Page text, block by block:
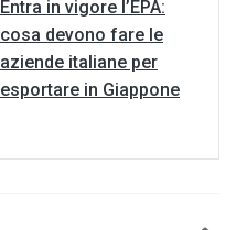
Entra in vigore l’EPA:
cosa devono fare le
aziende italiane per
esportare in Giappone